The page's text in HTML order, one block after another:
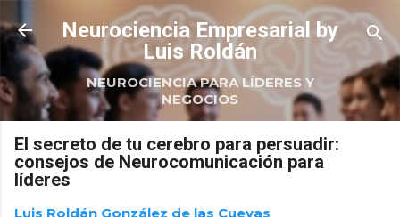
Ir al contenido principal
Neurociencia Empresarial by
Luis Roldán
NEUROCIENCIA PARA LÍDERES Y
NEGOCIOS
El secreto de tu cerebro para persuadir:
consejos de Neurocomunicación para
líderes
Luis Roldán González de las Cuevas